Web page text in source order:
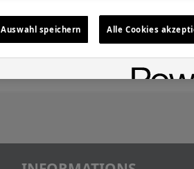
Auswahl speichern Alle Cookies